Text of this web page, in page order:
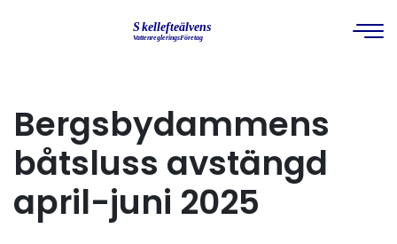
Bergsbydammens
båtsluss avstängd
april-juni 2025